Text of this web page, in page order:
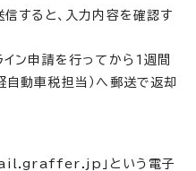
すると、入力内容を確認す
ン申請を行ってから1週間
自動車税担当）へ郵送で返却
」という電子